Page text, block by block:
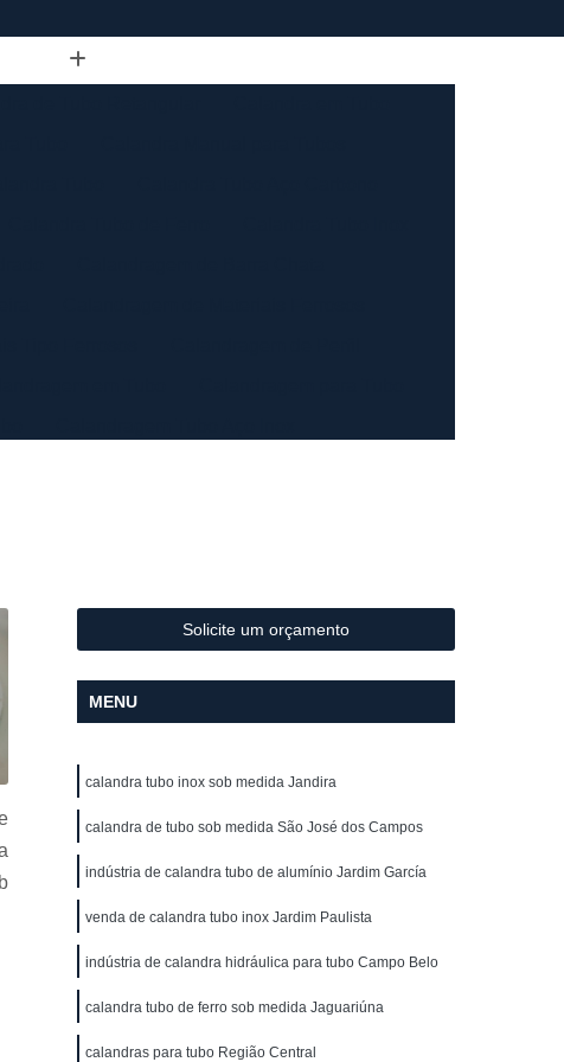
Aço Inox
Metal
Tubo
Conformação para Tubo
de Metal
Tubo Conformação
Aço Galvanizado de Escada
em Escada
Corrimão em Aço Galvanizado
Aço Galvanizado para Escada
Galvanizado
Corrimão Galvanizado Aço
Aço
em Aço
Escada
Solicite um orçamento
MENU
calandra tubo inox sob medida Jandira
calandra de tubo sob medida São José dos Campos
indústria de calandra tubo de alumínio Jardim García
venda de calandra tubo inox Jardim Paulista
indústria de calandra hidráulica para tubo Campo Belo
calandra tubo de ferro sob medida Jaguariúna
calandras para tubo Região Central